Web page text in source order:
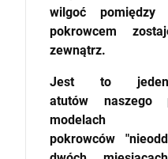
wilgoć
pokrowcem
zewnątrz.
Jest to
atutów naszego
pokrowców